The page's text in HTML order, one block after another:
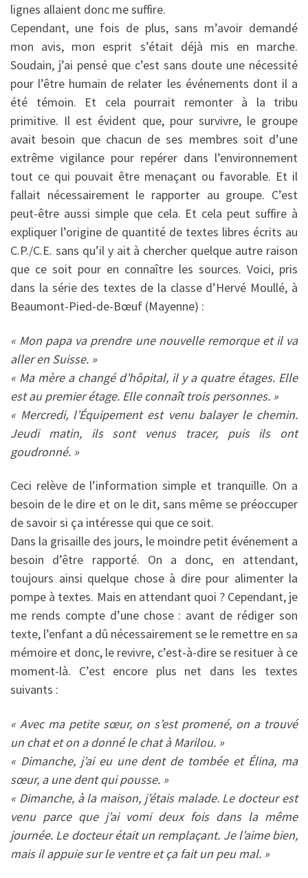
lignes allaient donc me suffire.
Cependant, une fois de plus, sans m’avoir demandé
mon avis, mon esprit s’était déjà mis en marche.
Soudain, j’ai pensé que c’est sans doute une nécessité
pour l’être humain de relater les événements dont il a
été témoin. Et cela pourrait remonter à la tribu
primitive. Il est évident que, pour survivre, le groupe
avait besoin que chacun de ses membres soit d’une
extrême vigilance pour repérer dans l’environnement
tout ce qui pouvait être menaçant ou favorable. Et il
fallait nécessairement le rapporter au groupe. C’est
peut-être aussi simple que cela. Et cela peut suffire à
expliquer l’origine de quantité de textes libres écrits au
C.P./C.E. sans qu’il y ait à chercher quelque autre raison
que ce soit pour en connaître les sources. Voici, pris
dans la série des textes de la classe d’Hervé Moullé, à
Beaumont-Pied-de-Bœuf (Mayenne) :
« Mon papa va prendre une nouvelle remorque et il va
aller en Suisse. »
« Ma mère a changé d’hôpital, il y a quatre étages. Elle
est au premier étage. Elle connaît trois personnes. »
« Mercredi, l’Équipement est venu balayer le chemin.
Jeudi matin, ils sont venus tracer, puis ils ont
goudronné. »
Ceci relève de l’information simple et tranquille. On a
besoin de le dire et on le dit, sans même se préoccuper
de savoir si ça intéresse qui que ce soit.
Dans la grisaille des jours, le moindre petit événement a
besoin d’être rapporté. On a donc, en attendant,
toujours ainsi quelque chose à dire pour alimenter la
pompe à textes. Mais en attendant quoi ? Cependant, je
me rends compte d’une chose : avant de rédiger son
texte, l’enfant a dû nécessairement se le remettre en sa
mémoire et donc, le revivre, c’est-à-dire se resituer à ce
moment-là. C’est encore plus net dans les textes
suivants :
« Avec ma petite sœur, on s’est promené, on a trouvé
un chat et on a donné le chat à Marilou. »
« Dimanche, j’ai eu une dent de tombée et Élina, ma
sœur, a une dent qui pousse. »
« Dimanche, à la maison, j’étais malade. Le docteur est
venu parce que j’ai vomi deux fois dans la même
journée. Le docteur était un remplaçant. Je l’aime bien,
mais il appuie sur le ventre et ça fait un peu mal. »